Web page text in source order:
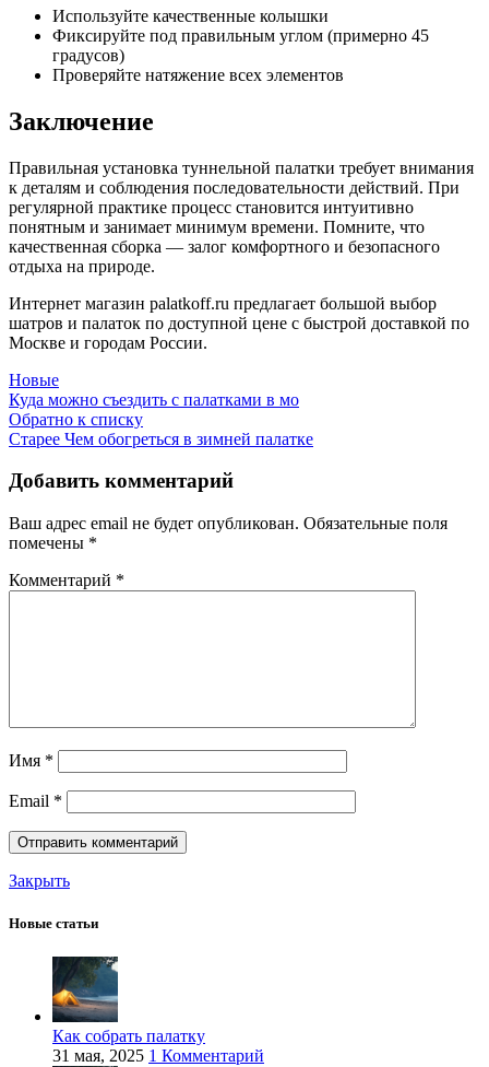
Используйте качественные колышки
Фиксируйте под правильным углом (примерно 45
градусов)
Проверяйте натяжение всех элементов
Заключение
Правильная установка туннельной палатки требует внимания
к деталям и соблюдения последовательности действий. При
регулярной практике процесс становится интуитивно
понятным и занимает минимум времени. Помните, что
качественная сборка — залог комфортного и безопасного
отдыха на природе.
Интернет магазин palatkoff.ru предлагает большой выбор
шатров и палаток по доступной цене с быстрой доставкой по
Москве и городам России.
Новые
Куда можно съездить с палатками в мо
Обратно к списку
Старее Чем обогреться в зимней палатке
Добавить комментарий
Ваш адрес email не будет опубликован. Обязательные поля
помечены *
Комментарий *
Имя *
Email *
Закрыть
Новые статьи
Как собрать палатку
31 мая, 2025 1 Комментарий